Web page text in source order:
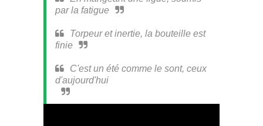
par la fatigue
Torpeur et inertie, la bouteille est
finie
C'est un été comme le sont, ceux
d'aujourd'hui